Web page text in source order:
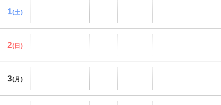
1(土)
2(日)
3(月)